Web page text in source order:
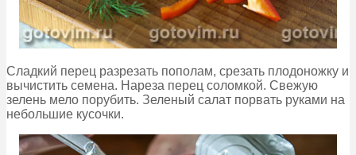
Сладкий перец разрезать пополам, срезать плодоножку и
вычистить семена. Нареза перец соломкой. Свежую
зелень мело порубить. Зеленый салат порвать руками на
небольшие кусочки.